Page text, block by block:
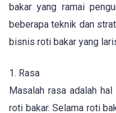
bakar yang ramai
beberapa teknik dan
bisnis roti bakar yang
1. Rasa
Masalah rasa adalah
roti bakar. Selama roti